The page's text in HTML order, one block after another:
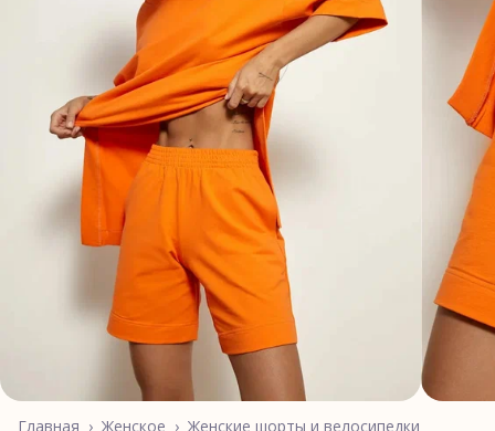
Женские шорты и велосипедки
Женское ›
Главная ›